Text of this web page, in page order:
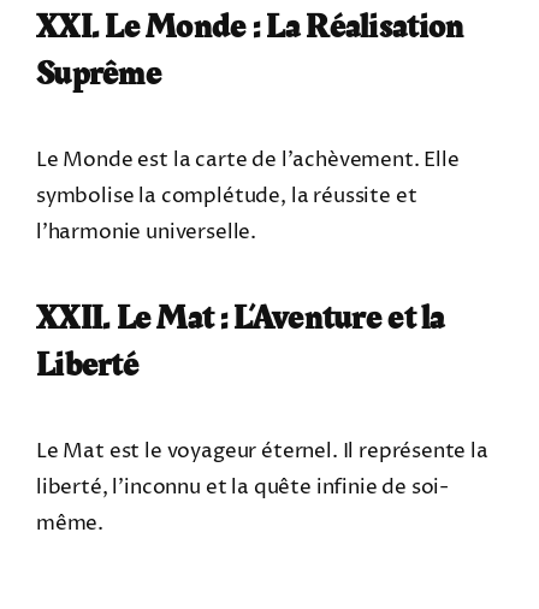
XXI. Le Monde : La Réalisation
Suprême
Le Monde est la carte de l’achèvement. Elle
symbolise la complétude, la réussite et
l’harmonie universelle.
XXII. Le Mat : L’Aventure et la
Liberté
Le Mat est le voyageur éternel. Il représente la
liberté, l’inconnu et la quête infinie de soi-
même.